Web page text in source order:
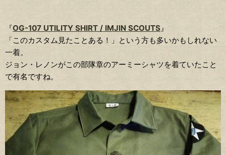
『OG-107 UTILITY SHIRT / IMJIN SCOUTS 』
「このカスタム見たことある！」という方も多いかもしれない
一着。
ジョン・レノンがこの部隊章のアーミーシャツを着ていたこと
で有名ですね。